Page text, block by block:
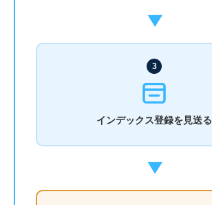
▶
3
インデックス登録を見送る
▶